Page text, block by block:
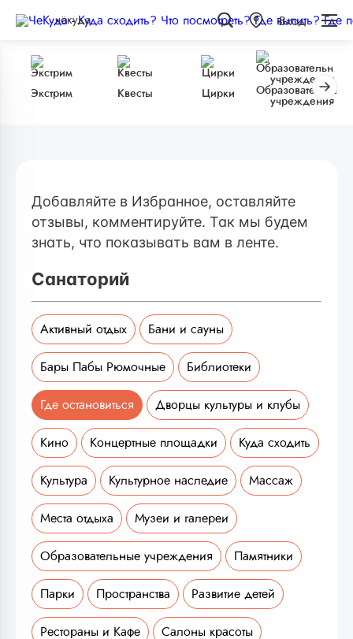
чёкуда Вход
Экстрим Квесты Цирки
Образовательные
учреждения
Добавляйте в Избранное, оставляйте
отзывы, комментируйте. Так мы будем
знать, что показывать вам в ленте.
Санаторий
Активный отдых Бани и сауны
Бары Пабы Рюмочные Библиотеки
Где остановиться Дворцы культуры и клубы
Кино Концертные площадки Куда сходить
Культура Культурное наследие Массаж
Места отдыха Музеи и галереи
Образовательные учреждения Памятники
Парки Пространства Развитие детей
Рестораны и Кафе Салоны красоты